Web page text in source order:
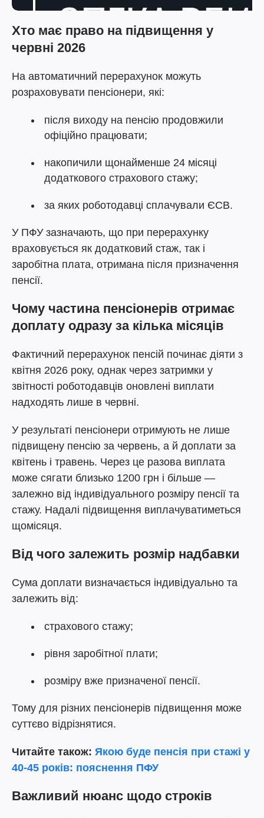
Хто має право на підвищення у
червні 2026
На автоматичний перерахунок можуть
розраховувати пенсіонери, які:
після виходу на пенсію продовжили
офіційно працювати;
накопичили щонайменше 24 місяці
додаткового страхового стажу;
за яких роботодавці сплачували ЄСВ.
У ПФУ зазначають, що при перерахунку
враховується як додатковий стаж, так і
заробітна плата, отримана після призначення
пенсії.
Чому частина пенсіонерів отримає
доплату одразу за кілька місяців
Фактичний перерахунок пенсій починає діяти з
квітня 2026 року, однак через затримки у
звітності роботодавців оновлені виплати
надходять лише в червні.
У результаті пенсіонери отримують не лише
підвищену пенсію за червень, а й доплати за
квітень і травень. Через це разова виплата
може сягати близько 1200 грн і більше —
залежно від індивідуального розміру пенсії та
стажу. Надалі підвищення виплачуватиметься
щомісяця.
Від чого залежить розмір надбавки
Сума доплати визначається індивідуально та
залежить від:
страхового стажу;
рівня заробітної плати;
розміру вже призначеної пенсії.
Тому для різних пенсіонерів підвищення може
суттєво відрізнятися.
Читайте також: Якою буде пенсія при стажі у
40-45 років: пояснення ПФУ
Важливий нюанс щодо строків